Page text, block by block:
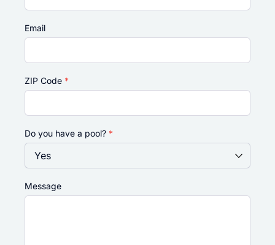
Email
ZIP Code *
Do you have a pool? *
Message